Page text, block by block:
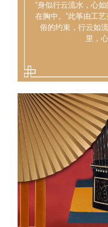
“身似行云流水，心
在胸中。”此筝由工
俗的约束，行云如
里，